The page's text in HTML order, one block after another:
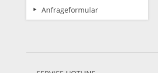
Anfrageformular